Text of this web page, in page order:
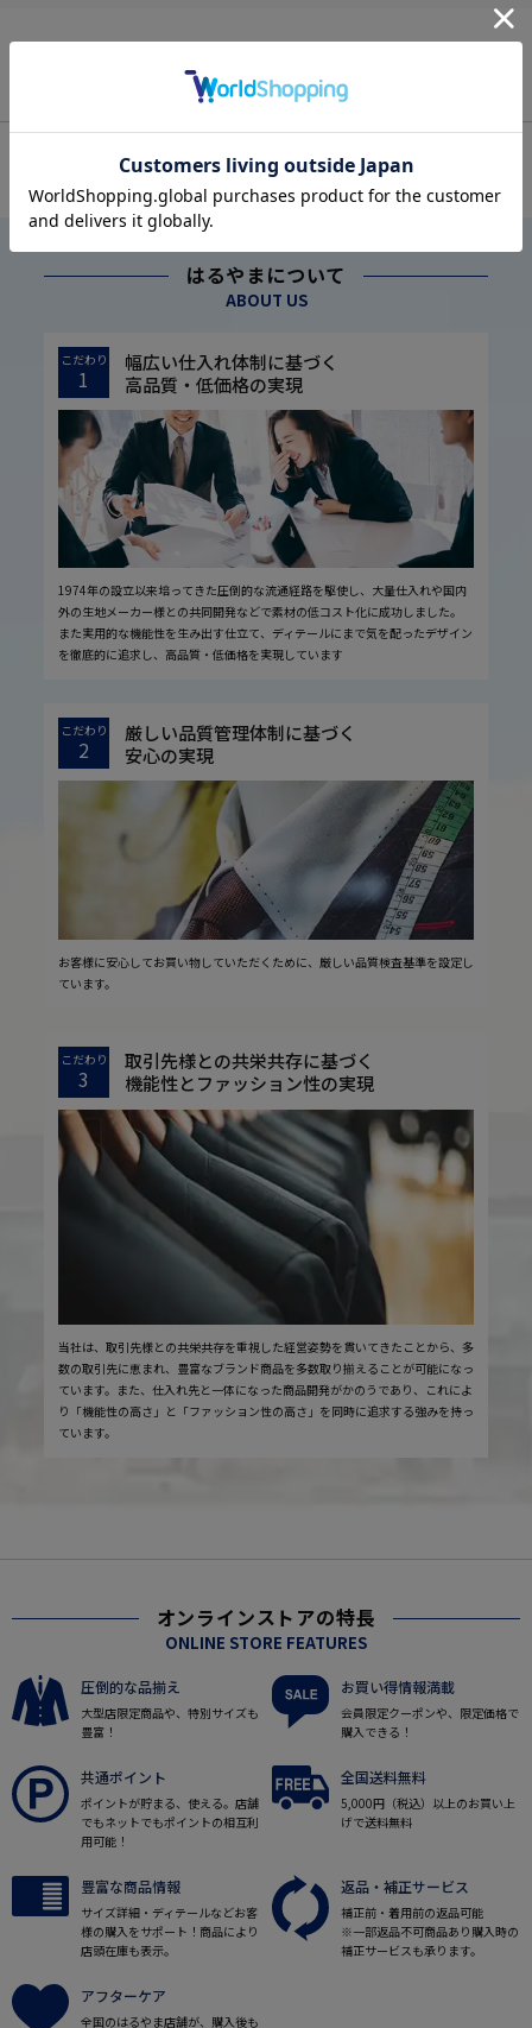
OFFICIAL SNS
はるやまについて
ABOUT US
こだわり
1
幅広い仕入れ体制に基づく
高品質・低価格の実現
1974年の設立以来培ってきた圧倒的な流通経路を駆使し、大量仕入れや国内
外の生地メーカー様との共同開発などで素材の低コスト化に成功しました。
また実用的な機能性を生み出す仕立て、ディテールにまで気を配ったデザイン
を徹底的に追求し、高品質・低価格を実現しています
こだわり
2
厳しい品質管理体制に基づく
安心の実現
お客様に安心してお買い物していただくために、厳しい品質検査基準を設定し
ています。
こだわり
3
取引先様との共栄共存に基づく
機能性とファッション性の実現
当社は、取引先様との共栄共存を重視した経営姿勢を貫いてきたことから、多
数の取引先に恵まれ、豊富なブランド商品を多数取り揃えることが可能になっ
ています。また、仕入れ先と一体になった商品開発がかのうであり、これによ
り「機能性の高さ」と「ファッション性の高さ」を同時に追求する強みを持っ
ています。
オンラインストアの特長
ONLINE STORE FEATURES
圧倒的な品揃え
大型店限定商品や、特別サイズも
豊富！
お買い得情報満載
会員限定クーポンや、限定価格で
購入できる！
共通ポイント
ポイントが貯まる、使える。店舗
でもネットでもポイントの相互利
用可能！
全国送料無料
5,000円（税込）以上のお買い上
げで送料無料
豊富な商品情報
サイズ詳細・ディテールなどお客
様の購入をサポート！商品により
店頭在庫も表示。
返品・補正サービス
補正前・着用前の返品可能
※一部返品不可商品あり購入時の
補正サービスも承ります。
アフターケア
全国のはるやま店舗が、購入後も